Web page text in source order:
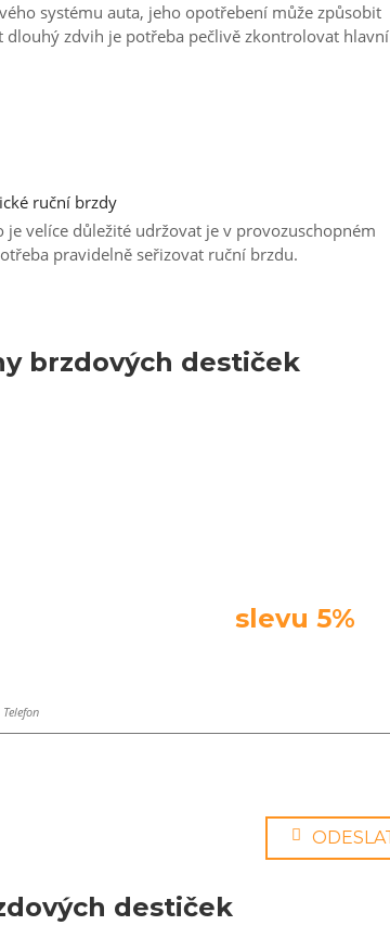
systému auta, jeho opotřebení může způsobit
dlouhý zdvih je potřeba pečlivě zkontrolovat hlavní
ruční brzdy
velíce důležité udržovat je v provozuschopném
pravidelně seřizovat ruční brzdu.
brzdových destiček
slevu 5%
destiček